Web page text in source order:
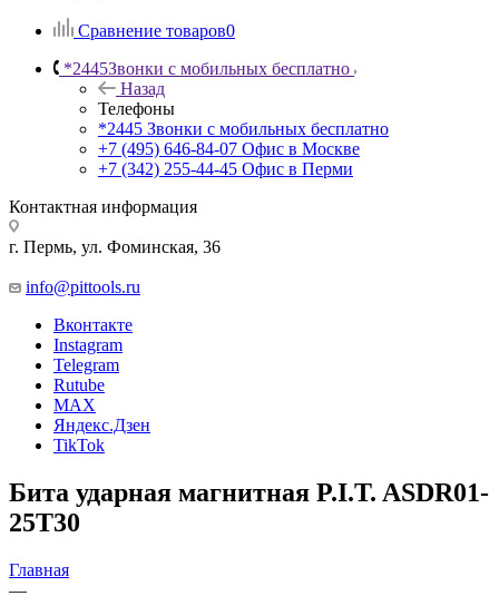
Сравнение товаров0
*2445Звонки с мобильных бесплатно
Назад
Телефоны
*2445 Звонки с мобильных бесплатно
+7 (495) 646-84-07 Офис в Москве
+7 (342) 255-44-45 Офис в Перми
Контактная информация
г. Пермь, ул. Фоминская, 36
info@pittools.ru
Вконтакте
Instagram
Telegram
Rutube
MAX
Яндекс.Дзен
TikTok
Бита ударная магнитная P.I.T. ASDR01-
25T30
Главная
—